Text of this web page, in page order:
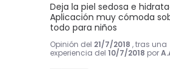
Deja la piel sedosa e
Aplicación muy cómoda
todo para niños
Opinión del 21/7/2018 , tras una
experiencia del 10/7/2018 por